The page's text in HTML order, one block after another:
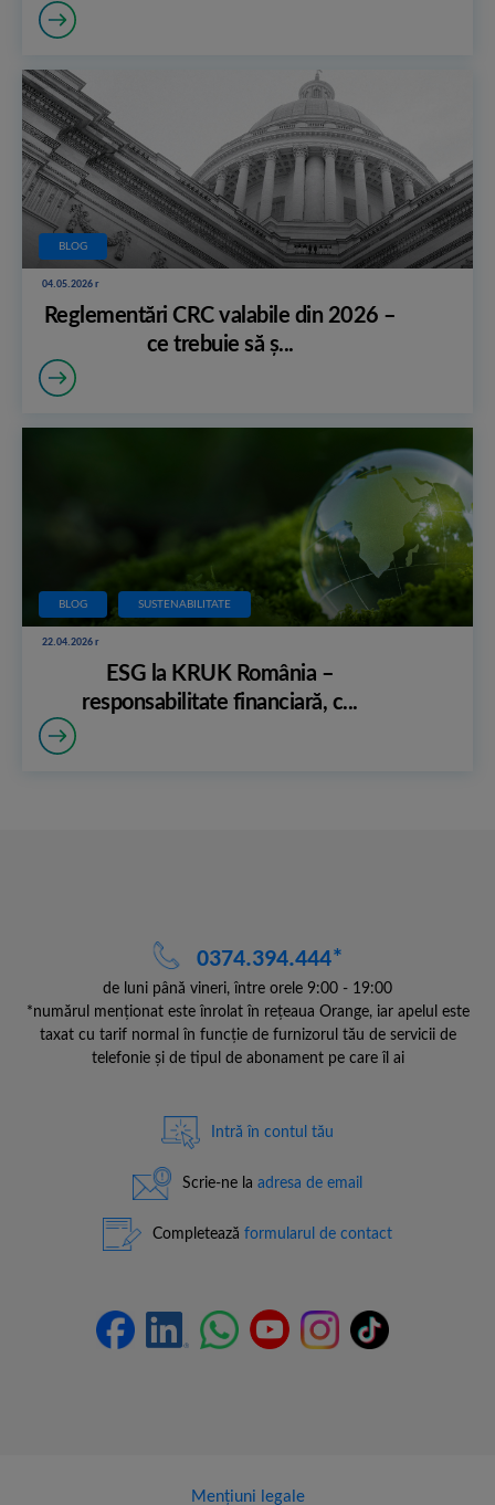
BLOG
04.05.2026 r
Reglementări CRC valabile din 2026 –
ce trebuie să ș...
BLOG SUSTENABILITATE
22.04.2026 r
ESG la KRUK România –
responsabilitate financiară, c...
Intră în contul tău
Scrie-ne la adresa de email
Completează formularul de contact
0374.394.444*
de luni până vineri, între orele 9:00 - 19:00
*numărul menționat este înrolat în rețeaua Orange, iar apelul este
taxat cu tarif normal în funcție de furnizorul tău de servicii de
telefonie și de tipul de abonament pe care îl ai
Mențiuni legale